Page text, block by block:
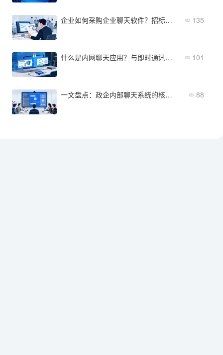
企业如何采购企业聊天软件？招标文件中的5个必问条款 135
什么是内网聊天应用？与即时通讯软件的区别与选型指南 101
一文盘点：政企内部聊天系统的核心功能与主流清单 88